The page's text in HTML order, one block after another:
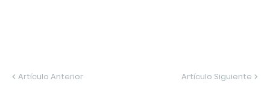
Artículo Anterior Artículo Siguiente